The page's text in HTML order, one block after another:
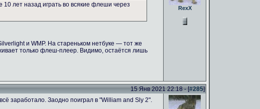
лет назад играть во всякие флеши через
и WMP. На стареньком нетбуке — тот же
только флеш-плеер. Видимо, остаётся лишь
RexX
15 Янв 2021 22:18 - [#285]
заработало. Заодно поиграл в "William and Sly 2".